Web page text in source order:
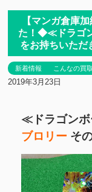
【マンガ倉庫
た！◆≪ドラゴ
をお持ちいただ
新着情報 こんなの買
2019年3月23日
≪ドラゴン
ブロリー そ